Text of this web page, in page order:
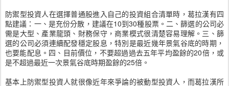
防禦型投資人在選擇普通股進入自己的投資組合清單時，葛拉漢有四
點建議：一、是充份分散，建議在10到30種股票。二、篩選的公司必
需是大型、產業龍頭、財務保守，商業模式很清楚容易理解。三、篩
選的公司必須連續配發穩定股息，特別是最近幾年景氣谷底的時期，
也要能配息。四、目前價位，不要超過過去五年平均盈餘的20倍，或
是不超過最近一次景氣谷底時期盈餘的25倍。
基本上防禦型投資人就很像近年來爭論的被動型投資人，而葛拉漢所